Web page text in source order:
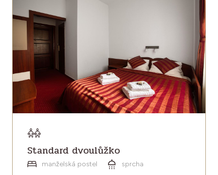
Standard dvoulůžko
manželská postel sprcha